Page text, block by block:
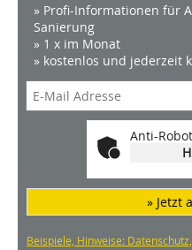
» Profi-Informationen für
Sanierung
» 1 x im Monat
» kostenlos und jederzeit
Anti-
» Jetzt
Beispiele, Hinweise: